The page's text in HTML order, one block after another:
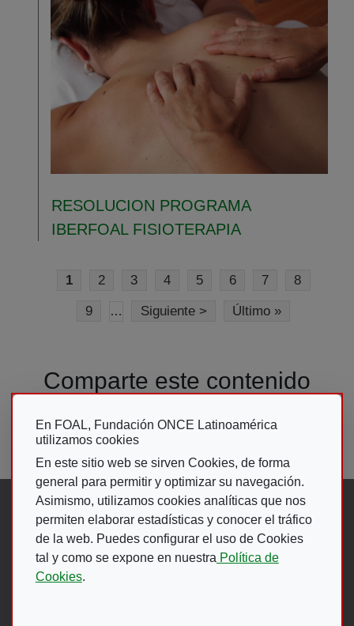
En FOAL, Fundación ONCE Latinoamérica
utilizamos cookies
En este sitio web se sirven Cookies, de forma
general para permitir y optimizar su navegación.
Asimismo, utilizamos cookies analíticas que nos
permiten elaborar estadísticas y conocer el tráfico
de la web. Puedes configurar el uso de Cookies
tal y como se expone en nuestra Política de
Cookies.
RESOLUCION PROGRAMA
IBERFOAL FISIOTERAPIA
Paginación
Página actual
1 Page
2 Page
3 Page
4 Page
5 Page
6 Page
7 Page
8
Page
9 … Siguiente página
Siguiente > Última página
Último »
Comparte este contenido
Síguenos en:
Abre en ventana nueva. Ir a
Abre en ventana nueva. Ir
(Abre en nueva ventana)
Abre en ventana
(Abre en nueva
Abre en ventana
(Abre en nueva